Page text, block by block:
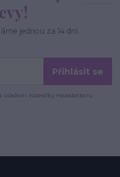
jednou za 14 dní.
Přihlásit se
účelem rozesílky newsletteru.